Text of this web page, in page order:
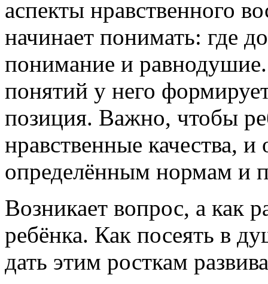
аспекты нравственного
начинает понимать: где
понимание и
понятий у него
позиция. Важно, чтобы
нравственные качества,
определённым нормам и
Возникает вопрос, а как
ребёнка. Как посеять в
дать этим росткам